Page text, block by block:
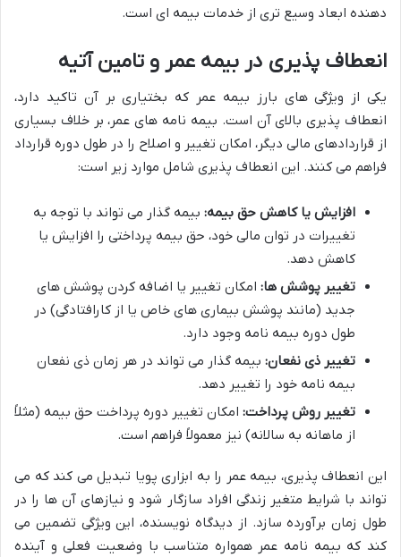
دهنده ابعاد وسیع تری از خدمات بیمه ای است.
انعطاف پذیری در بیمه عمر و تامین آتیه
یکی از ویژگی های بارز بیمه عمر که بختیاری بر آن تاکید دارد،
انعطاف پذیری بالای آن است. بیمه نامه های عمر، بر خلاف بسیاری
از قراردادهای مالی دیگر، امکان تغییر و اصلاح را در طول دوره قرارداد
فراهم می کنند. این انعطاف پذیری شامل موارد زیر است:
افزایش یا کاهش حق بیمه: بیمه گذار می تواند با توجه به
تغییرات در توان مالی خود، حق بیمه پرداختی را افزایش یا
کاهش دهد.
تغییر پوشش ها: امکان تغییر یا اضافه کردن پوشش های
جدید (مانند پوشش بیماری های خاص یا از کارافتادگی) در
طول دوره بیمه نامه وجود دارد.
تغییر ذی نفعان: بیمه گذار می تواند در هر زمان ذی نفعان
بیمه نامه خود را تغییر دهد.
تغییر روش پرداخت: امکان تغییر دوره پرداخت حق بیمه (مثلاً
از ماهانه به سالانه) نیز معمولاً فراهم است.
این انعطاف پذیری، بیمه عمر را به ابزاری پویا تبدیل می کند که می
تواند با شرایط متغیر زندگی افراد سازگار شود و نیازهای آن ها را در
طول زمان برآورده سازد. از دیدگاه نویسنده، این ویژگی تضمین می
کند که بیمه نامه عمر همواره متناسب با وضعیت فعلی و آینده